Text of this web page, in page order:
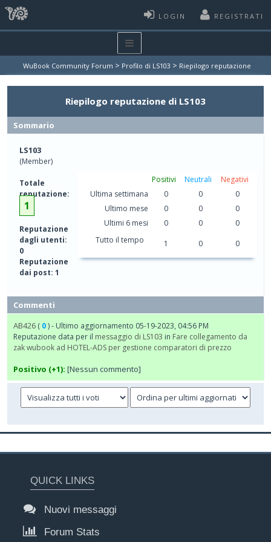
LOGIN REGISTRATI
WuBook Community Forum > Profilo di LS103 > Riepilogo reputazione
Riepilogo reputazione di LS103
Sommario
LS103
(Member)
Totale
reputazione:
1
Reputazione
dagli utenti:
0
Reputazione
dai post: 1
Positivi Neutrali
Negativi
Ultima settimana
0 0
0
Ultimo mese
0 0
0
Ultimi 6 mesi
0 0
0
Tutto il tempo
1 0 0
Commenti
AB426 ( 0) - Ultimo aggiornamento 05-19-2023, 04:56 PM
Reputazione data per il messaggio di LS103 in Fare collegamento da
zak wubook ad HOTEL-ADS per gestione comparatori di prezzo
Positivo (+1): [Nessun commento]
QUICK LINKS
Nuovi messaggi
Forum Stats